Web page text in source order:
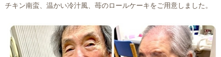
チキン南蛮、温かい冷汁風、苺のロールケーキをご用意しました。